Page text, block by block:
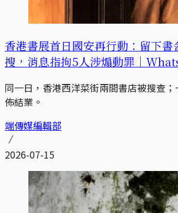
香港書展首日國安再行動：留下
搜，消息指拘5人涉煽動罪｜
同一日，香港西洋菜街兩間書店被搜查
佈結業。
端傳媒編輯部
2026-07-15